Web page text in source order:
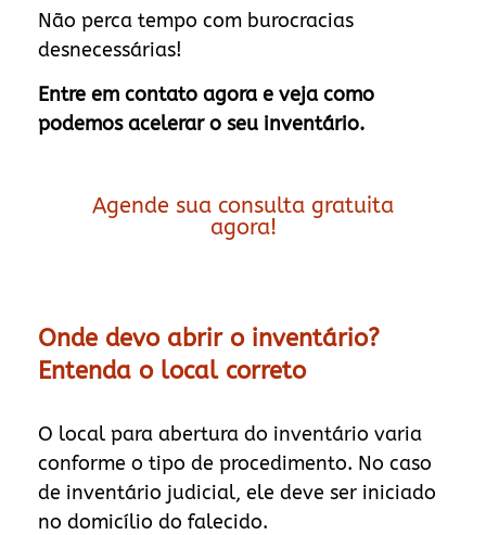
Não perca tempo com burocracias
desnecessárias!
Entre em contato agora e veja como
podemos acelerar o seu inventário.
Agende sua consulta gratuita
agora!
Onde devo abrir o inventário?
Entenda o local correto
O local para abertura do inventário varia
conforme o tipo de procedimento. No caso
de inventário judicial, ele deve ser iniciado
no domicílio do falecido.